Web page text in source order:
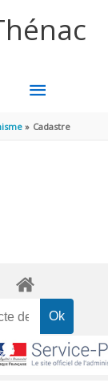
MENU
PRINCIPAL
Cadastre